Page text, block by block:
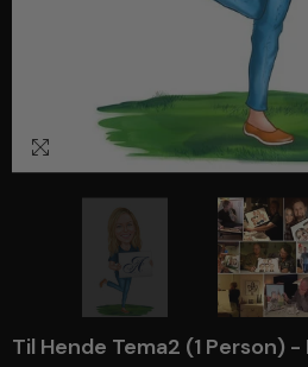
Til Hende Tema2 (1 Person)